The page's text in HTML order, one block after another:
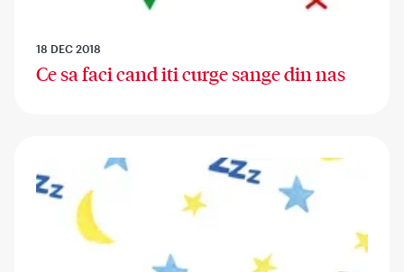
18 DEC 2018
Ce sa faci cand iti curge sange din nas